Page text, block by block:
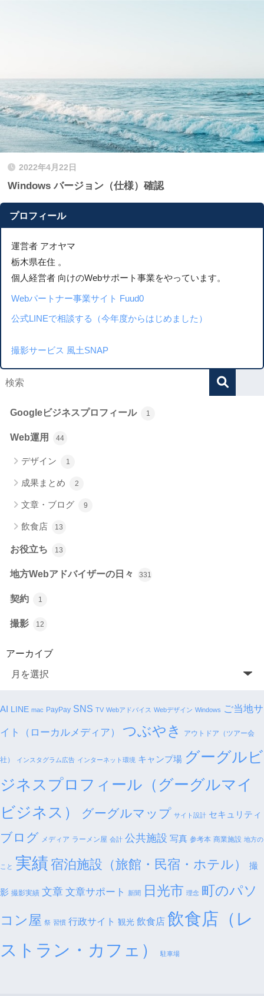
2022年4月22日
Windows バージョン（仕様）確認
プロフィール
運営者 アオヤマ
栃木県在住 。
個人経営者 向けのWebサポート事業をやっています。
Webパートナー事業サイト Fuud0
公式LINEで相談する（今年度からはじめました）
撮影サービス 風土SNAP
Googleビジネスプロフィール 1
Web運用 44
デザイン 1
成果まとめ 2
文章・ブログ 9
飲食店 13
お役立ち 13
地方Webアドバイザーの日々 331
契約 1
撮影 12
アーカイブ
AI LINE mac PayPay SNS TV Webアドバイス Webデザイン Windows ご当地サ
イト（ローカルメディア） つぶやき アウトドア（ツアー会
社） インスタグラム広告 インターネット環境 キャンプ場 グーグルビ
ジネスプロフィール（グーグルマイ
ビジネス）
グーグルマップ サイト設計 セキュリティ
ブログ メディア ラーメン屋 会計 公共施設 写真 参考本 商業施設 地方の
こと 実績 宿泊施設（旅館・民宿・ホテル） 撮
影 撮影実績 文章 文章サポート 新聞 日光市 理念 町のパソ
コン屋 祭 習慣 行政サイト 観光 飲食店 飲食店（レ
ストラン・カフェ）
駐車場